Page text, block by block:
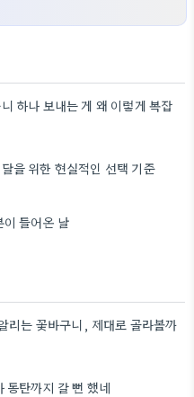
하나 보내는 게 왜 이렇게 복잡
을 위한 현실적인 선택 기준
들어온 날
리는 꽃바구니, 제대로 골라볼까
동탄까지 갈 뻔 했네